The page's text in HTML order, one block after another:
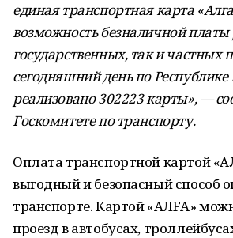
единая транспортная карта
возможность безналичной платы
государственных, так и частных
сегодняшний день по
реализовано 302223 карты», —
Госкомитете по транспорту.
Оплата транспортной картой
выгодный и безопасный способ
транспорте. Картой «АЛFА»
проезд в автобусах,